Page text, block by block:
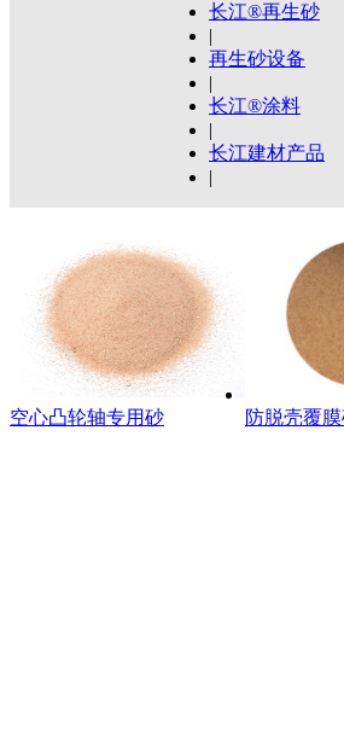
长江®再生砂
|
再生砂设备
|
长江®涂料
|
长江建材产品
|
空心凸轮轴专用砂 防脱壳覆